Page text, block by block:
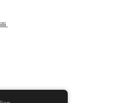
a iniezione di